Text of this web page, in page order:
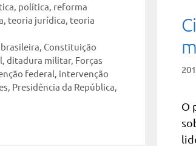
, política, reforma
, teoria jurídica, teoria
, Constituição
, ditadura militar, Forças
federal, intervenção
, Presidência da República,
O